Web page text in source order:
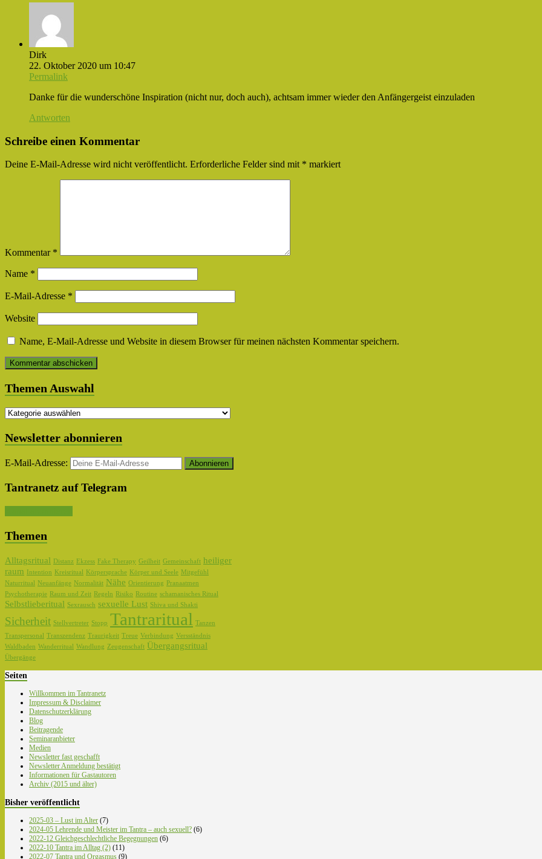
Dirk
22. Oktober 2020 um 10:47
Permalink
Danke für die wunderschöne Inspiration (nicht nur, doch auch), achtsam immer wieder den Anfängergeist einzuladen
Antworten
Schreibe einen Kommentar
Deine E-Mail-Adresse wird nicht veröffentlicht. Erforderliche Felder sind mit * markiert
Kommentar *
Name *
E-Mail-Adresse *
Website
Name, E-Mail-Adresse und Website in diesem Browser für meinen nächsten Kommentar speichern.
Themen Auswahl
Themen
Newsletter abonnieren
E-Mail-Adresse:
Tantranetz auf Telegram
Themen
Alltagsritual Distanz Ekzess Fake Therapy Geilheit Gemeinschaft heiliger
raum
Intention Kreisritual Körpersprache Körper und Seele Mitgefühl
Naturritual
Neuanfänge Normalität Nähe Orientierung
Pranaatmen
Psychotherapie Raum und Zeit Regeln Risiko Routine schamanisches Ritual
Selbstlieberitual Sexrausch sexuelle Lust Shiva und Shakti
Sicherheit Stellvertreter Stopp Tantraritual
Tanzen
Transpersonal Transzendenz Traurigkeit Treue Verbindung Versständnis
Waldbaden Wanderritual Wandlung Zeugenschaft Übergangsritual
Übergänge
Seiten
Willkommen im Tantranetz
Impressum & Disclaimer
Datenschutzerklärung
Blog
Beitragende
Seminaranbieter
Medien
Newsletter fast geschafft
Newsletter Anmeldung bestätigt
Informationen für Gastautoren
Archiv (2015 und älter)
Bisher veröffentlicht
2025-03 – Lust im Alter (7)
2024-05 Lehrende und Meister im Tantra – auch sexuell? (6)
2022-12 Gleichgeschlechtliche Begegnungen (6)
2022-10 Tantra im Alltag (2) (11)
2022-07 Tantra und Orgasmus (9)